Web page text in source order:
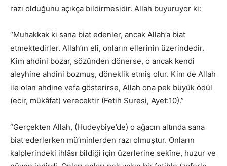
razı olduğunu açıkça bildirmesidir. Allah buyuruyor ki:
“Muhakkak ki sana biat edenler, ancak Allah’a biat
etmektedirler. Allah’ın eli, onların ellerinin üzerindedir.
Kim ahdini bozar, sözünden dönerse, o ancak kendi
aleyhine ahdini bozmuş, döneklik etmiş olur. Kim de Allah
ile olan ahdine vefa gösterirse, Allah ona pek büyük ödül
(ecir, mükâfat) verecektir (Fetih Suresi, Ayet:10).”
“Gerçekten Allah, (Hudeybiye’de) o ağacın altında sana
biat ederlerken mü’minlerden razı olmuştur. Onların
kalplerindeki ihlâsı bildiği için üzerlerine sekîne, huzur ve